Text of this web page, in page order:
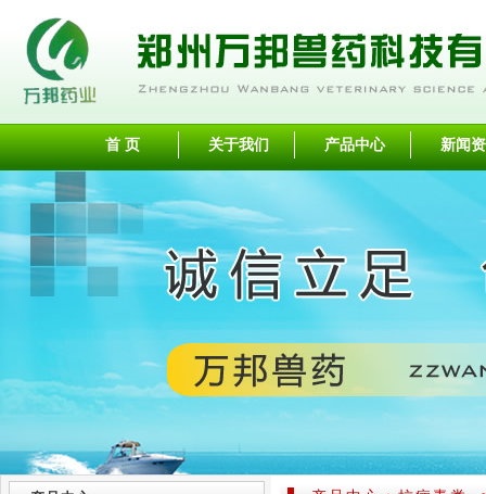
首 页 关于我们 产品中心 新闻